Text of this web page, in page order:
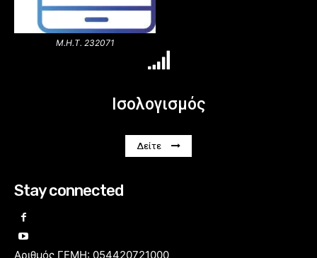
Μ.Η.Τ. 232071
Ισολογισμός
Δείτε
Stay connected
Αριθμός ΓΕΜΗ: 054420721000